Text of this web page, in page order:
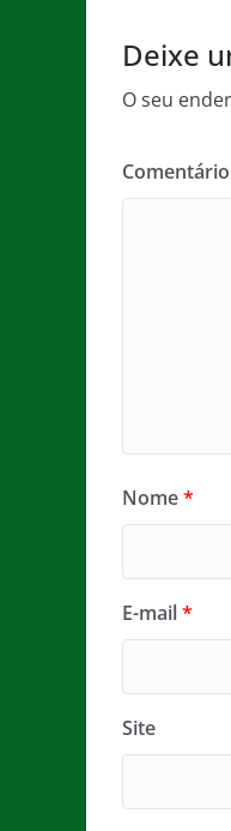
k
Deixe
O seu
Comentário
Nome*
E-mail*
Site